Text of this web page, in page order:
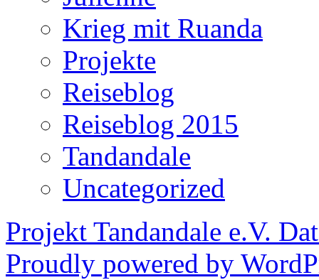
Krieg mit Ruanda
Projekte
Reiseblog
Reiseblog 2015
Tandandale
Uncategorized
Projekt Tandandale e.V.
Proudly powered by